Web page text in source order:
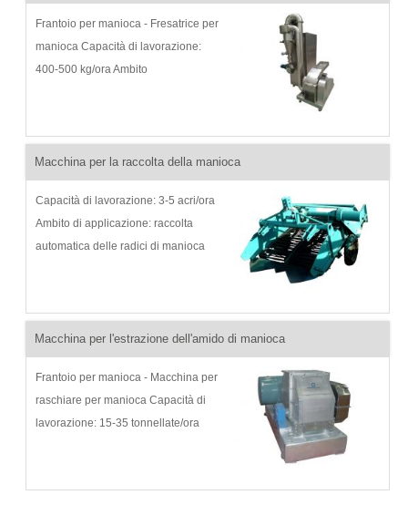
per la lavorazione della
Frantoio per manioca - Fresatrice per
manioca Capacità di lavorazione:
400-500 kg/ora Ambito
Introduzione al prodotto: fresatrice
per manioca, mugnaio per manioca
...
Macchina per la raccolta della manioca
Capacità di lavorazione: 3-5 acri/ora
Ambito di applicazione: raccolta
automatica delle radici di manioca
manioca, macchina per la raccolta
della manioca, macchina per la
raccolta della ma
Macchina per l'estrazione dell'amido di manioca
Frantoio per manioca - Macchina per
raschiare per manioca Capacità di
lavorazione: 15-35 tonnellate/ora
prodotto: macchina per raspa per